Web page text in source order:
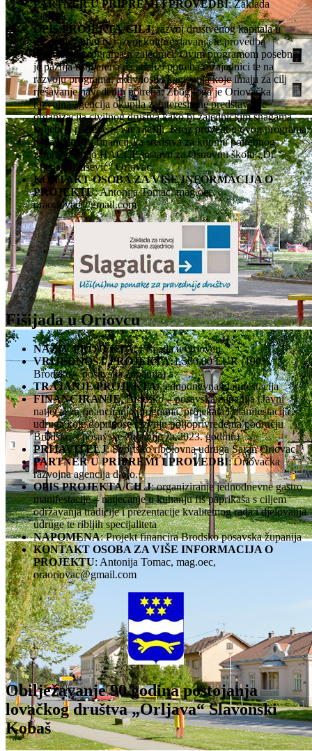
PARTNER U PRIPREMI I PROVEDBI: Zaklada
Slagalica
OPIS PROJEKTA/CILJ: razvoj društvenog kapitala u
ruralnoj sredini tj. razvoj kulture davanja te provedba
društvenih programa u zajednici. Ovim programom posebna
je pažnja usmjerena na analizi potreba u zajednici te na
razvoju programa, aktivnosti i kampanja koje imaju za cilj
rješavanje navedenih potreba. Zbog toga je Oriovačka
razvojna agencija okupila zainteresirane predstavnike
organizacija civilnog društva kako bi zajedničkim snagama
iznjedrili potrebe te iste riješili. Kroz provedbu ovog programa
nabavljena su financijska sredstva za kupnju potrebnog
zamrzivača po HACCP sustavu za Osnovnu školu „Dr.
Stjepan Ilijašević“ Oriovac.
KONTAKT OSOBA ZA VIŠE INFORMACIJA O
PROJEKTU: Antonija Tomac, mag.oec,
oraoriovac@gmail.com
Fišijada u Oriovcu
NAZIV PROJEKTA: Fišijada u Oriovcu
VRIJEDNOST PROJEKTA:1.500,00 EUR (100%
Brodsko – posavska županija)
TRAJANJE PROJEKTA: jednodnevna manifestacija
FINANCIRANJE: Brodsko – posavska županija (Javni
natječaj za financiranje programa, projekata i manifestacija
udruga koje doprinose razvoju poljoprivrede na području
Brodsko – posavske županije za 2023. godinu)
PRIJAVITELJ: Športsko ribolovna udruga Šaran Oriovac
PARTNER U PRIPREMI I PROVEDBI: Oriovačka
razvojna agencija d.o.o.
OPIS PROJEKTA/CILJ: organiziranje jednodnevne gastro
manifestacije – natjecanje u kuhanju fiš paprikaša s ciljem
održavanja tradicije i prezentacije kvalitetnog rada i djelovanja
udruge te ribljih specijaliteta
NAPOMENA: Projekt financira Brodsko posavska županija
KONTAKT OSOBA ZA VIŠE INFORMACIJA O
PROJEKTU: Antonija Tomac, mag.oec,
oraoriovac@gmail.com
Obilježavanje 90 godina postojanja
lovačkog društva „Orljava“ Slavonski
Kobaš